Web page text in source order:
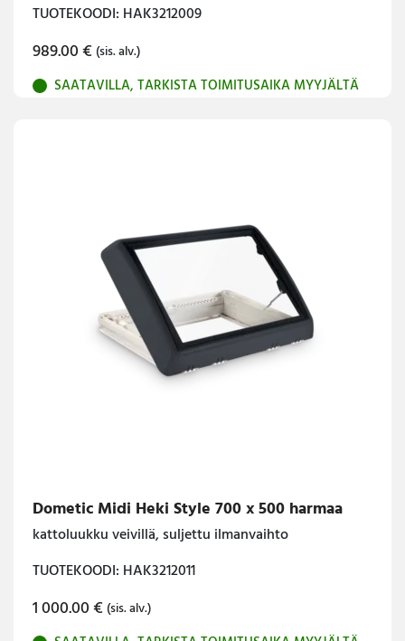
TUOTEKOODI: HAK3212009
989.00€ (sis. alv.)
SAATAVILLA, TARKISTA TOIMITUSAIKA MYYJÄLTÄ
Dometic Midi Heki Style 700 x 500 harmaa
kattoluukku veivillä, suljettu ilmanvaihto
TUOTEKOODI: HAK3212011
1 000.00€ (sis. alv.)